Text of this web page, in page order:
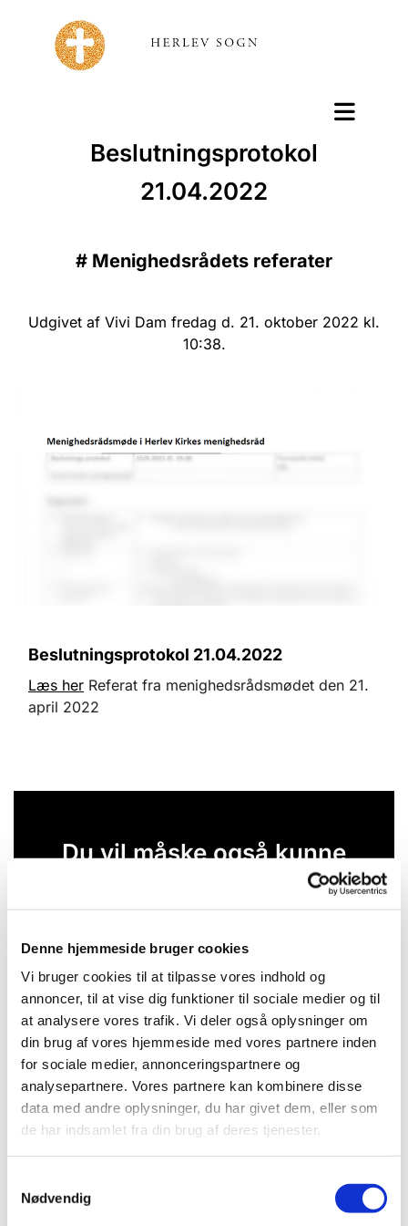
Denne hjemmeside bruger cookies
Vi bruger cookies til at tilpasse vores indhold og
annoncer, til at vise dig funktioner til sociale medier og til
at analysere vores trafik. Vi deler også oplysninger om
din brug af vores hjemmeside med vores partnere inden
for sociale medier, annonceringspartnere og
analysepartnere. Vores partnere kan kombinere disse
data med andre oplysninger, du har givet dem, eller som
de har indsamlet fra din brug af deres tjenester.
Nødvendig
Beslutningsprotokol
21.04.2022
# Menighedsrådets referater
Udgivet af Vivi Dam fredag d. 21. oktober 2022 kl.
10:38.
Beslutningsprotokol 21.04.2022
Læs her Referat fra menighedsrådsmødet den 21.
april 2022
Du vil måske også kunne